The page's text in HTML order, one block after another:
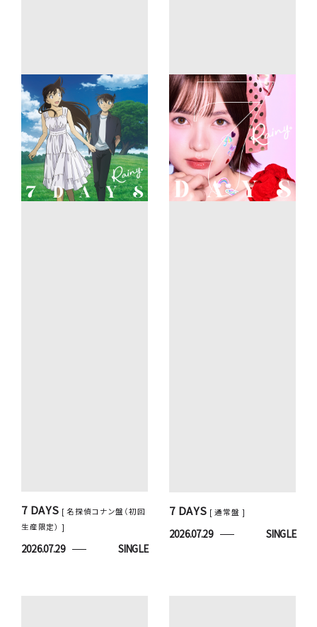
7 DAYS [ 名探偵コナン盤（初回
生産限定） ]
2026.07.29 SINGLE
7 DAYS [ 通常盤 ]
2026.07.29 SINGLE